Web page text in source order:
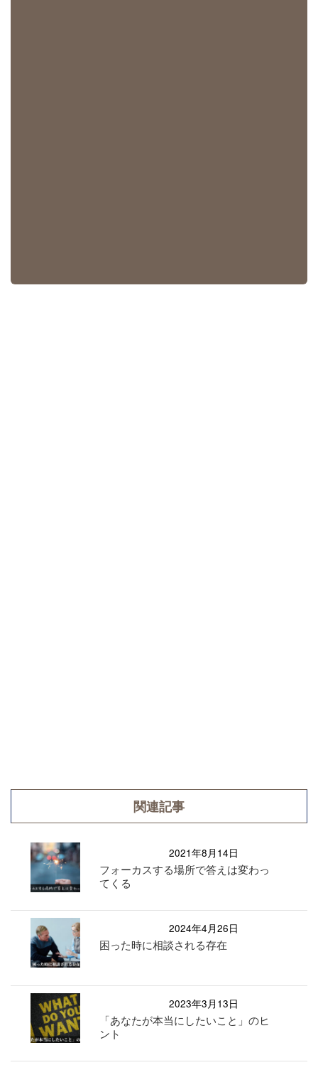
関連記事
2021年8月14日
フォーカスする場所で答えは変わっ
てくる
2024年4月26日
困った時に相談される存在
2023年3月13日
「あなたが本当にしたいこと」のヒ
ント